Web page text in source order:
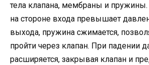
тела клапана, мембраны и
на стороне входа превышает
выхода, пружина сжимается,
пройти через клапан. При падении
расширяется, закрывая клапан и